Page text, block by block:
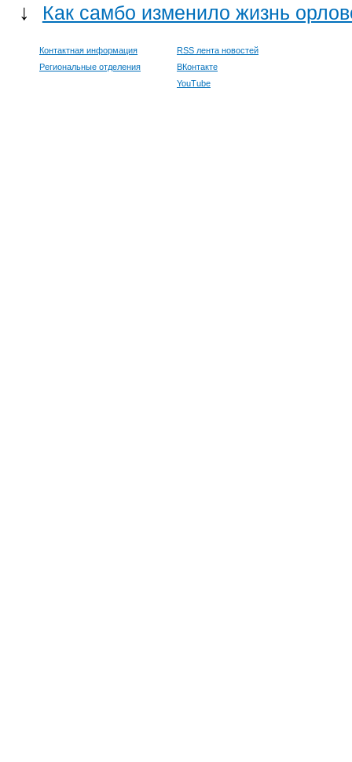
↓ Как самбо изменило жизнь
Контактная информация
Региональные отделения
RSS лента новостей
ВКонтакте
YouTube